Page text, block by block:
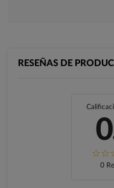
RESEÑAS DE
0